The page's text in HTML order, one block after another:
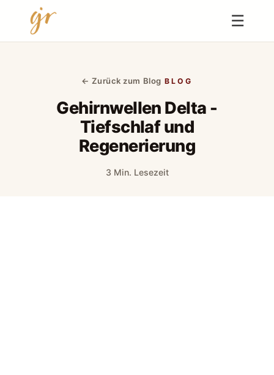
☰
← Zurück zum Blog BLOG
Gehirnwellen Delta -
Tiefschlaf und
Regenerierung
3 Min. Lesezeit